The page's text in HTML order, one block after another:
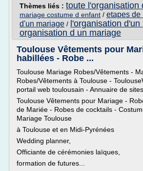
Thèmes liés : toute l'organisation
mariage costume d enfant / etapes de
d'un mariage / l'organisation
organisation d un mariage
Toulouse Vêtements pour
habillées - Robe ...
Toulouse Mariage Robes/Vêtements -
Robes/Vêtements à Toulouse -
portail web toulousain - Annuaire de
Toulouse Vêtements pour Mariage -
de Mariée - Robes de cocktails -
Mariage Toulouse
à Toulouse et en Midi-Pyrénées
Wedding planner,
Officiante de cérémonies laïques,
formation de futures...